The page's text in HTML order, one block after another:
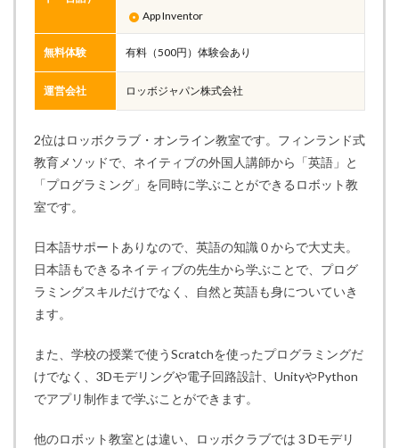
App Inventor
無料体験 有料（500円）体験会あり
運営会社 ロッボジャパン株式会社
2位はロッボクラブ・オンライン教室です。フィンランド式
教育メソッドで、ネイティブの外国人講師から「英語」と
「プログラミング」を同時に学ぶことができるロボット教
室です。
日本語サポートありなので、英語の知識０からで大丈夫。
日本語もできるネイティブの先生から学ぶことで、プログ
ラミングスキルだけでなく、自然と英語も身についていき
ます。
また、学校の授業で使うScratchを使ったプログラミングだ
けでなく、3Dモデリングや電子回路設計、UnityやPython
でアプリ制作まで学ぶことができます。
他のロボット教室とは違い、ロッボクラブでは３Dモデリ